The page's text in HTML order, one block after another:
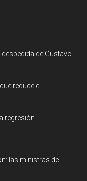
despedida de Gustavo
reduce el
regresión
las ministras de